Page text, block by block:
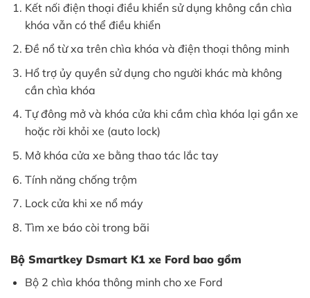
Kết nối điện thoại điều khiển sử dụng không cần chìa
khóa vẫn có thể điều khiển
Đề nổ từ xa trên chìa khóa và điện thoại thông minh
Hổ trợ ủy quyền sử dụng cho người khác mà không
cần chìa khóa
Tự đông mở và khóa cửa khi cầm chìa khóa lại gần xe
hoặc rời khỏi xe (auto lock)
Mở khóa cửa xe bằng thao tác lắc tay
Tính năng chống trộm
Lock cửa khi xe nổ máy
Tìm xe báo còi trong bãi
Bộ Smartkey Dsmart K1 xe Ford bao gồm
Bộ 2 chìa khóa thông minh cho xe Ford